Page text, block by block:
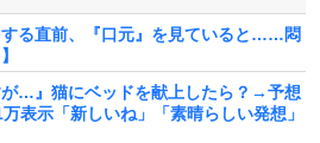
する直前、『口元』を見ていると……悶
が…』猫にベッドを献上したら？→予想
表示「新しいね」「素晴らしい発想」